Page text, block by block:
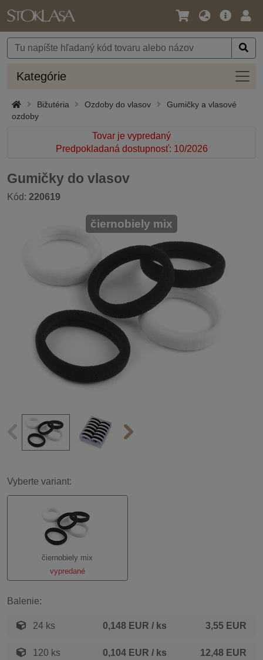
Jazyk
Mena
Hlavná
Kategórie
Bižutéria Ozdoby do vlasov
Gumičky a vlasové
ozdoby
Tovar je vypredaný
Predpokladaná dostupnosť: 10/2026
Gumičky do vlasov
Kód: 220619
čiernobiely mix
Vyberte variant:
čiernobiely mix
vypredané
Balenie:
24 ks 0,148 EUR / ks 3,55 EUR
120 ks 0,104 EUR / ks 12,48 EUR